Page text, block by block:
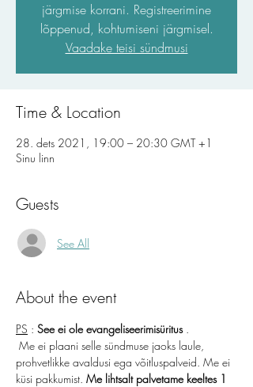
järgmise korrani. Registreerimine
lõppenud, kohtumiseni järgmisel.
Vaadake teisi sündmusi
Time & Location
28. dets 2021, 19:00 – 20:30 GMT +1
Sinu linn
Guests
See All
About the event
PS : See ei ole evangeliseerimisüritus .
prohvetlikke avaldusi ega võitluspalveid. Me ei
küsi pakkumist. Me lihtsalt palvetame keeltes 1